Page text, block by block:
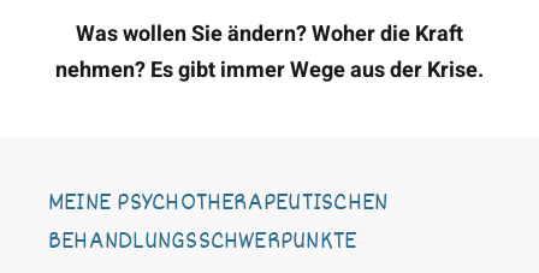
Was wollen Sie ändern? Woher die Kraft
nehmen? Es gibt immer Wege aus der Krise.
MEINE PSYCHOTHERAPEUTISCHEN
BEHANDLUNGSSCHWERPUNKTE